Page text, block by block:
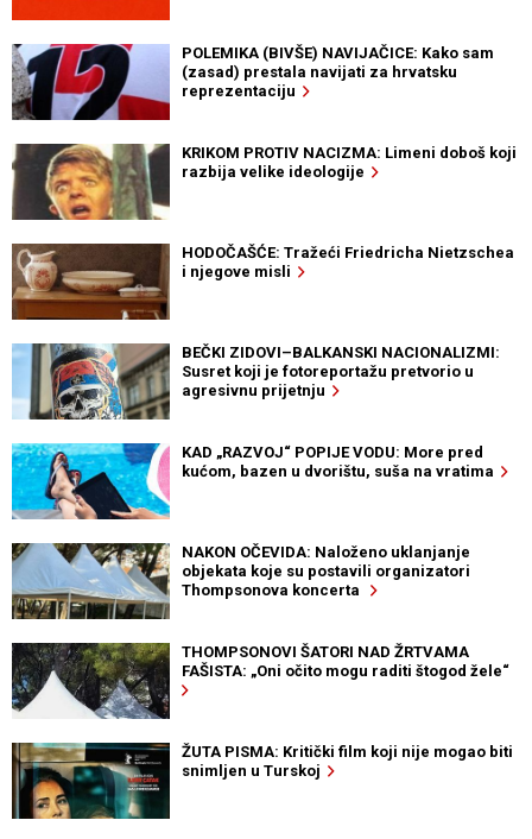
POLEMIKA (BIVŠE) NAVIJAČICE: Kako sam
(zasad) prestala navijati za hrvatsku
reprezentaciju
KRIKOM PROTIV NACIZMA: Limeni doboš koji
razbija velike ideologije
HODOČAŠĆE: Tražeći Friedricha Nietzschea
i njegove misli
BEČKI ZIDOVI–BALKANSKI NACIONALIZMI:
Susret koji je fotoreportažu pretvorio u
agresivnu prijetnju
KAD „RAZVOJ“ POPIJE VODU: More pred
kućom, bazen u dvorištu, suša na vratima
NAKON OČEVIDA: Naloženo uklanjanje
objekata koje su postavili organizatori
Thompsonova koncerta
THOMPSONOVI ŠATORI NAD ŽRTVAMA
FAŠISTA: „Oni očito mogu raditi štogod žele“
ŽUTA PISMA: Kritički film koji nije mogao biti
snimljen u Turskoj